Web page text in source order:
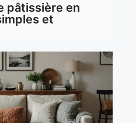
pâtissière en
et